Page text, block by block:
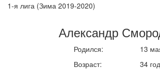
1-я лига (Зима 2019-2020)
Александр
Родился:
Возраст:
13
34